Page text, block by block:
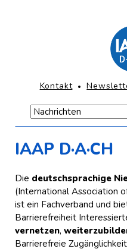
Navigation
KOPFNAVIGATION
Kontakt
Navigation
überspringen
Hauptmenü-
IAAP D·A·CH
Die deutschsprachige
(International Association
ist ein Fachverband und
Barrierefreiheit
vernetzen,
Barrierefreie